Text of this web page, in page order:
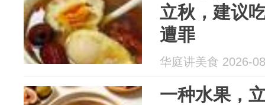
立秋，建议
遭罪
华庭讲美食 2026-
一种水果，